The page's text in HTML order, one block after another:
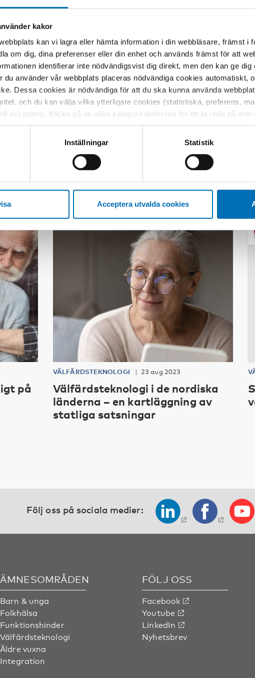
kakor
kan vi lagra eller hämta information i din webbläsare, främst i
om dig, dina preferenser eller din enhet och används främst för att
identifierar inte nödvändigsvist dig direkt, men den kan ge dig
du använder vår webbplats placeras nödvändiga cookies automatiskt,
Dessa cookies är nödvändiga för att du ska kunna använda
och du kan välja vilka ytterligare cookies (statistiska, preferens,
acceptera. Klicka på de olika kategorirubrikerna för att ta reda på mer
Observera att blockering av cookies kan påverka din upplevelse av
besökt vår webbplats tidigare och accepterat användningen av
Inställningar Statistik
Acceptera utvalda cookies
NYCKELORD
Äldreomsorg
Barnfattigdom
Relaterat innehåll
på
VÄLFÄRDSTEKNOLOGI 23 aug 2023
Välfärdsteknologi i de nordiska
länderna – en kartläggning av
statliga satsningar
Följ oss på sociala medier:
ÄMNESOMRÅDEN
Barn & unga
Folkhälsa
Funktionshinder
Välfärdsteknologi
Äldre vuxna
Integration
FÖLJ OSS
Facebook
Youtube
LinkedIn
Nyhetsbrev